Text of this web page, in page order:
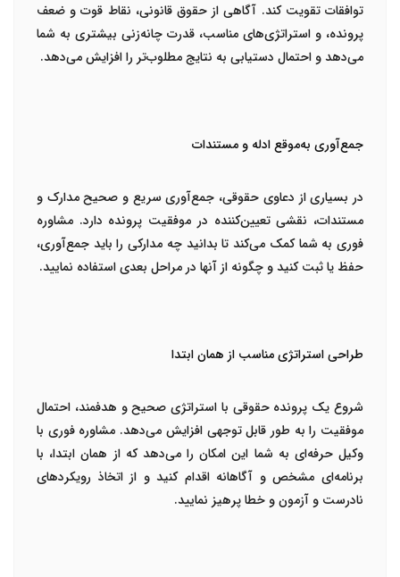
توافقات تقویت کند. آگاهی از حقوق قانونی، نقاط قوت و ضعف
پرونده، و استراتژی‌های مناسب، قدرت چانه‌زنی بیشتری به شما
می‌دهد و احتمال دستیابی به نتایج مطلوب‌تر را افزایش می‌دهد.
جمع‌آوری به‌موقع ادله و مستندات
در بسیاری از دعاوی حقوقی، جمع‌آوری سریع و صحیح مدارک و
مستندات، نقشی تعیین‌کننده در موفقیت پرونده دارد. مشاوره
فوری به شما کمک می‌کند تا بدانید چه مدارکی را باید جمع‌آوری،
حفظ یا ثبت کنید و چگونه از آنها در مراحل بعدی استفاده نمایید.
طراحی استراتژی مناسب از همان ابتدا
شروع یک پرونده حقوقی با استراتژی صحیح و هدفمند، احتمال
موفقیت را به طور قابل توجهی افزایش می‌دهد. مشاوره فوری با
وکیل حرفه‌ای به شما این امکان را می‌دهد که از همان ابتدا، با
برنامه‌ای مشخص و آگاهانه اقدام کنید و از اتخاذ رویکردهای
نادرست و آزمون و خطا پرهیز نمایید.